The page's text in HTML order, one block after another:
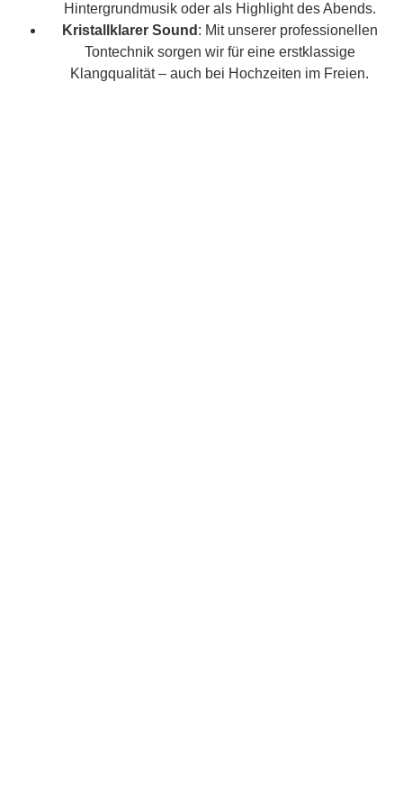
Hintergrundmusik oder als Highlight des Abends.
Kristallklarer Sound : Mit unserer professionellen
Tontechnik sorgen wir für eine erstklassige
Klangqualität – auch bei Hochzeiten im Freien.